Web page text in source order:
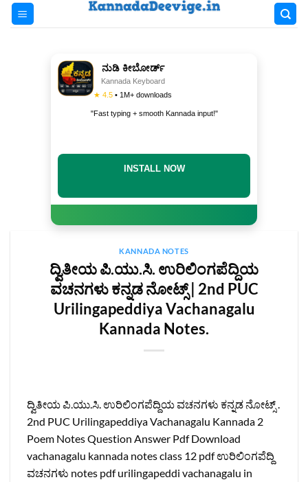
Skip
ನುಡಿ ಕೀಬೋರ್ಡ್
Kannada Keyboard
★ 4.5 • 1M+ downloads
"Fast typing + smooth Kannada input!"
INSTALL NOW
KANNADA NOTES
ದ್ವಿತೀಯ ಪಿ.ಯು.ಸಿ. ಉರಿಲಿಂಗಪೆದ್ದಿಯ
ವಚನಗಳು ಕನ್ನಡ ನೋಟ್ಸ್‌ | 2nd PUC
Urilingapeddiya Vachanagalu
Kannada Notes.
ದ್ವಿತೀಯ ಪಿ.ಯು.ಸಿ. ಉರಿಲಿಂಗಪೆದ್ದಿಯ ವಚನಗಳು ಕನ್ನಡ ನೋಟ್ಸ್‌ .
2nd PUC Urilingapeddiya Vachanagalu Kannada 2
Poem Notes Question Answer Pdf Download
vachanagalu kannada notes class 12 pdf ಉರಿಲಿಂಗಪೆದ್ದಿ
ವಚನಗಳು notes pdf urilingapeddi vachanagalu in